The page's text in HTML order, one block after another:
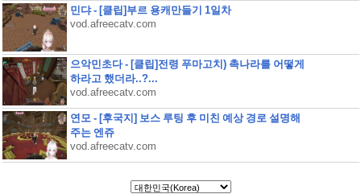
민댜 - [클립]부르 용캐만들기 1일차
vod.afreecatv.com
으악민초다 - [클립]전령 푸마고치) 촉나라를 어떻게
하라고 했더라..?...
vod.afreecatv.com
연모 - [후국지] 보스 루팅 후 미친 예상 경로 설명해
주는 엔쥬
vod.afreecatv.com